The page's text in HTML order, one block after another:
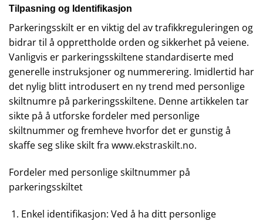
Tilpasning og Identifikasjon
Parkeringsskilt er en viktig del av trafikkreguleringen og
bidrar til å opprettholde orden og sikkerhet på veiene.
Vanligvis er parkeringsskiltene standardiserte med
generelle instruksjoner og nummerering. Imidlertid har
det nylig blitt introdusert en ny trend med personlige
skiltnumre på parkeringsskiltene. Denne artikkelen tar
sikte på å utforske fordeler med personlige
skiltnummer og fremheve hvorfor det er gunstig å
skaffe seg slike skilt fra www.ekstraskilt.no.
Fordeler med personlige skiltnummer på
parkeringsskiltet
Enkel identifikasjon: Ved å ha ditt personlige